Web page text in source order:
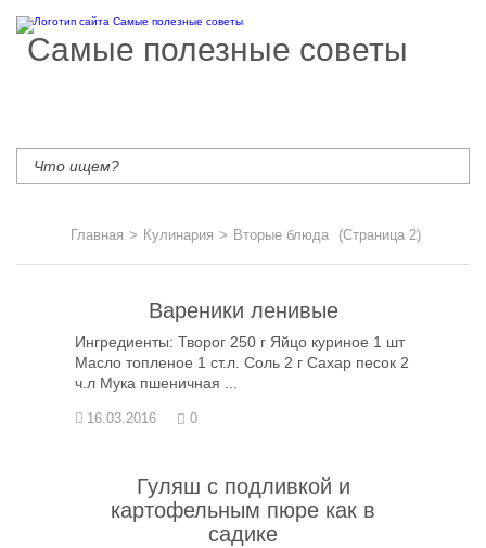
Самые полезные советы
Главная > Кулинария > Вторые блюда (Страница 2)
Вареники ленивые
Ингредиенты: Творог 250 г Яйцо куриное 1 шт
Масло топленое 1 ст.л. Соль 2 г Сахар песок 2
ч.л Мука пшеничная ...
16.03.2016 0
Гуляш с подливкой и
картофельным пюре как в
садике